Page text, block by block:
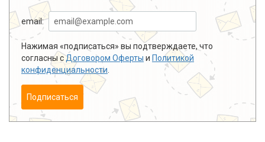
email:
Нажимая «подписаться» вы подтверждаете, что
согласны сДоговором Оферты и Политикой
конфиденциальности
Подписаться